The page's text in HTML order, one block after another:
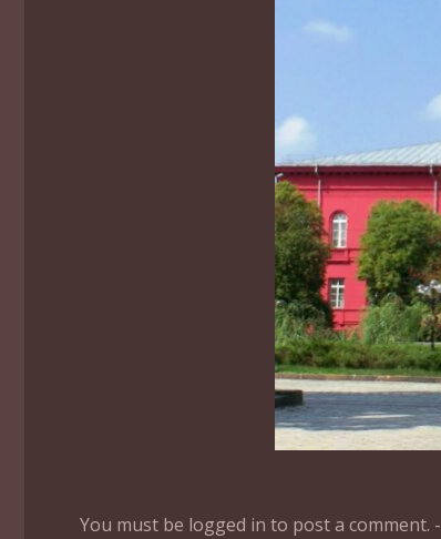
You must be logged in to post a comment. -